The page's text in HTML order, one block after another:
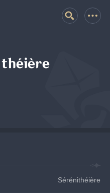
Sérénithéière